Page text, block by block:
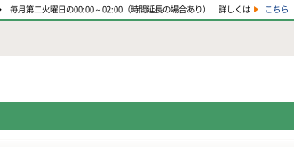
月第二火曜日の00:00～02:00（時間延長の場合あり） 詳しくは
こちら